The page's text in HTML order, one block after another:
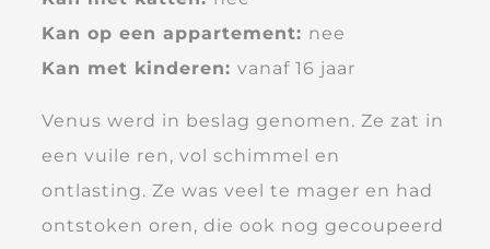
Kan op een appartement: nee
Kan met kinderen: vanaf 16 jaar
Venus werd in beslag genomen. Ze zat in
een vuile ren, vol schimmel en
ontlasting. Ze was veel te mager en had
ontstoken oren, die ook nog gecoupeerd